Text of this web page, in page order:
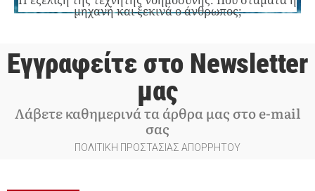
μηχανή και ξεκινά ο άνθρωπος;
Εγγραφείτε στο Newsletter
μας
Λάβετε καθημερινά τα άρθρα μας στο e-mail
σας
ΠΟΛΙΤΙΚΗ ΠΡΟΣΤΑΣΙΑΣ ΑΠΟΡΡΗΤΟΥ